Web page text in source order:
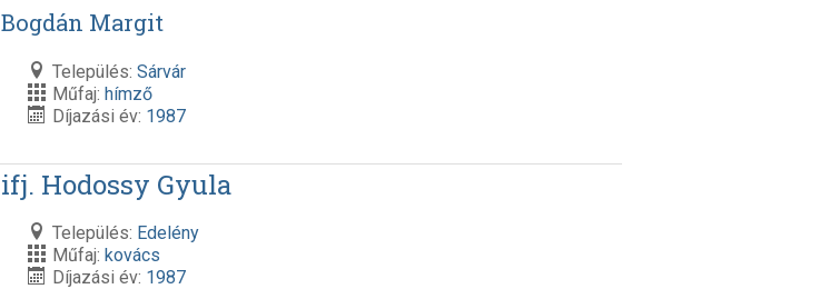
Bogdán Margit
Település:Sárvár
Műfaj:hímző
Díjazási év: 1987
ifj. Hodossy Gyula
Település: Edelény
Műfaj:kovács
Díjazási év: 1987